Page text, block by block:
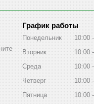
График работы
Понедельник 10:00
Вторник
10:00
Среда
10:00
Четверг
10:00
Пятница
10:00